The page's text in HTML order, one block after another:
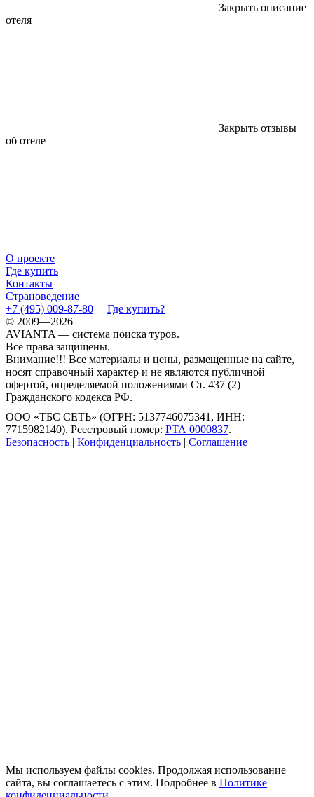
Закрыть описание
отеля
Закрыть отзывы
об отеле
О проекте
Где купить
Контакты
Страноведение
+7 (495) 009-87-80
Где купить?
© 2009—2026
AVIANTA — система поиска туров.
Все права защищены.
Внимание!!! Все материалы и цены, размещенные на сайте,
носят справочный характер и не являются публичной
офертой, определяемой положениями Ст. 437 (2)
Гражданского кодекса РФ.
ООО «ТБС СЕТЬ» (ОГРН: 5137746075341, ИНН:
7715982140). Реестровый номер: РТА 0000837.
Безопасность | Конфиденциальность | Соглашение
Мы используем файлы cookies. Продолжая использование
сайта, вы соглашаетесь с этим. Подробнее в Политике